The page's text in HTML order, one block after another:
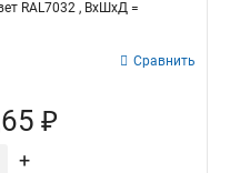
RAL7032 , ВхШхД =
Сравнить
₽
+